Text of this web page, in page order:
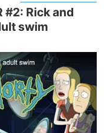
#2: Rick and
swim